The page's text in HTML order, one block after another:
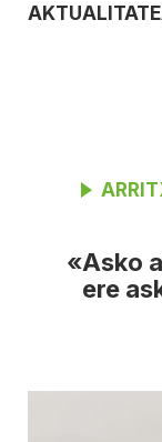
«Asko
ere